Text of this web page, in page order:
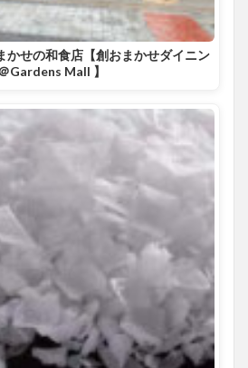
かせの和食店【創おまかせダイニン
Gardens Mall 】